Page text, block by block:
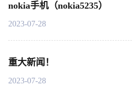
nokia手机（nokia5235）
2023-07-28
重大新闻！
2023-07-28